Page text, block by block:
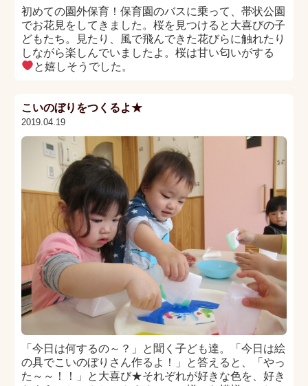
初めての園外保育！保育園のバスに乗って、帯状公園
でお花見をしてきました。桜を見つけると大喜びの子
どもたち。見たり、風で飛んできた花びらに触れたり
しながら楽しんでいましたよ。桜は甘い匂いがする
と嬉しそうでした。
こいのぼりをつくるよ★
2019.04.19
「今日は何するの～？」と聞く子ども達。「今日は絵
の具でこいのぼりさん作るよ！」と答えると、「やっ
た～～！！」と大喜び★それぞれが好きな色を、好き